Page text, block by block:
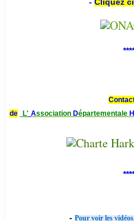
de
L' Association Départementale H
- Pour voir les